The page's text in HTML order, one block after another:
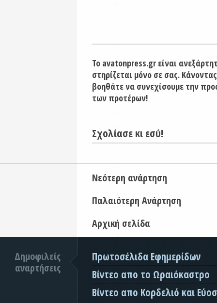
Το avatonpress.gr είναι
στηρίζεται μόνο σε σας.
βοηθάτε να συνεχίσουμε την
των προτέρων!
Σχολίασε κι εσύ!
Νεότερη ανάρτηση
Παλαιότερη Ανάρτηση
Αρχική σελίδα
Δημοφιλείς
αναρτήσεις
Πρωτοσέλιδα Εφημερίδων
Βίντεο απο το Ωραιόκαστρο
Βίντεο απο Κορδελιό και